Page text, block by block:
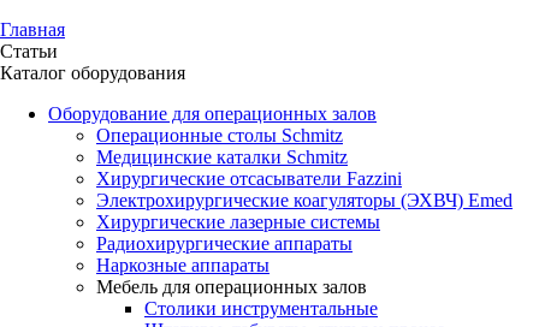
Главная
Статьи
Каталог оборудования
Оборудование для операционных залов
Oперационные столы Schmitz
Медицинские каталки Schmitz
Хирургические отсасыватели Fazzini
Электрохирургические коагуляторы (ЭХВЧ) Emed
Хирургические лазерные системы
Радиохирургические аппараты
Наркозные аппараты
Мебель для операционных залов
Столики инструментальные